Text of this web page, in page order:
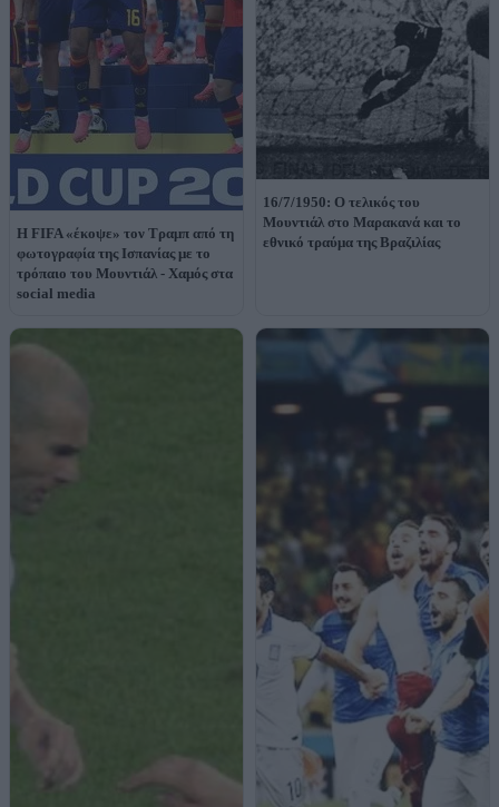
Η FIFA «έκοψε» τον Τραμπ από τη
φωτογραφία της Ισπανίας με το
τρόπαιο του Μουντιάλ - Χαμός στα
social media
16/7/1950: Ο τελικός του
Μουντιάλ στο Μαρακανά και το
εθνικό τραύμα της Βραζιλίας